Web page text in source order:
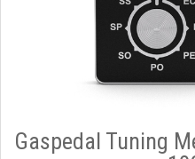
Gaspedal Tuning